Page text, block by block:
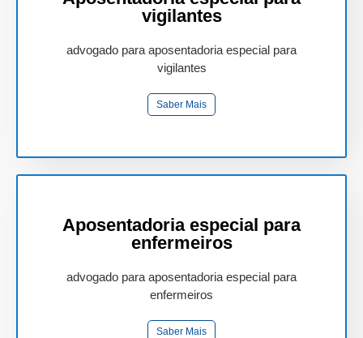
vigilantes
advogado para aposentadoria especial para
vigilantes
Saber Mais
Aposentadoria especial para
enfermeiros
advogado para aposentadoria especial para
enfermeiros
Saber Mais